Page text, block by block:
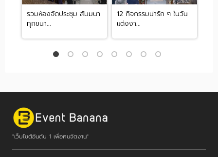
รวมห้องจัดประชุม สัมมนา
ทุกขนา...
12 กิจกรรมน่ารัก ๆ ในวัน
แต่งงา...
"เว็บไซต์อันดับ 1 เพื่อคนจัดงาน"